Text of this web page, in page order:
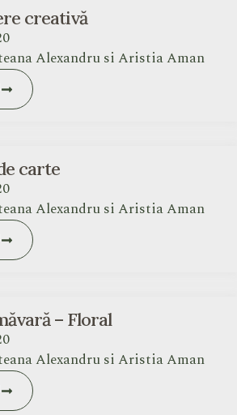
creativă
Alexandru si Aristia Aman
carte
Alexandru si Aristia Aman
– Floral
Alexandru si Aristia Aman